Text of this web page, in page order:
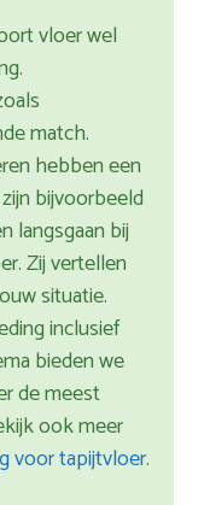
vloer wel
match.
hebben een
bijvoorbeeld
langsgaan bij
Zij vertellen
situatie.
inclusief
bieden we
de meest
ook meer
voor tapijtvloer.